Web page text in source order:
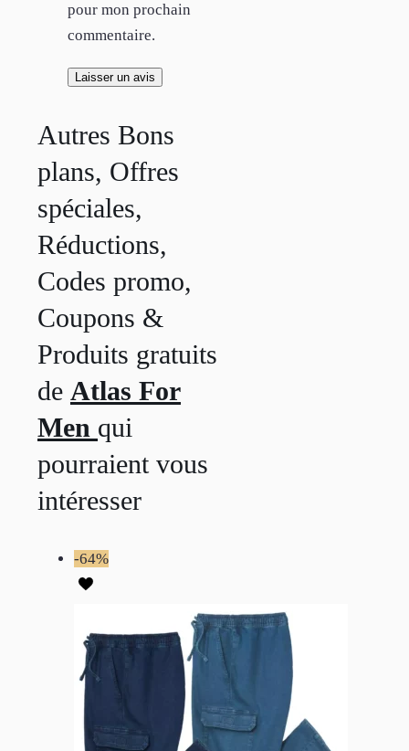
pour mon prochain
commentaire.
Autres Bons
plans, Offres
spéciales,
Réductions,
Codes promo,
Coupons &
Produits gratuits
de Atlas For
Men qui
pourraient vous
intéresser
-64%